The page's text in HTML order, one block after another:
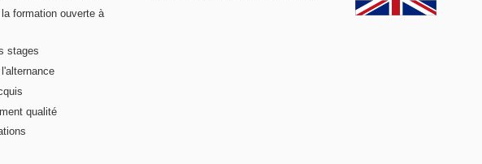
formation ouverte à
stages
qualité